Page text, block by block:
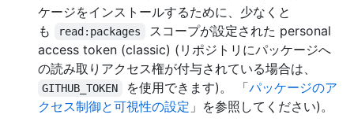
ケージをインストールするために、少なくと
も
read:packages
スコープが設定された personal
access token (classic) (リポジトリにパッケージへ
の読み取りアクセス権が付与されている場合は、
GITHUB_TOKEN を使用できます)。 「パッケージのア
クセス制御と可視性の設定 」を参照してください)。